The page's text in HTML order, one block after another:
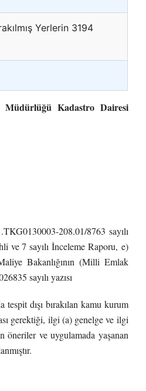
Yerlerin 3194
Kadastro Dairesi
208.01/8763 sayılı
ve 7 sayılı İnceleme Raporu, e)
Bakanlığının (Milli Emlak
sayılı yazısı
dışı bırakılan kamu kurum
gerektiği, ilgi (a) genelge ve ilgi
öneriler ve uygulamada yaşanan